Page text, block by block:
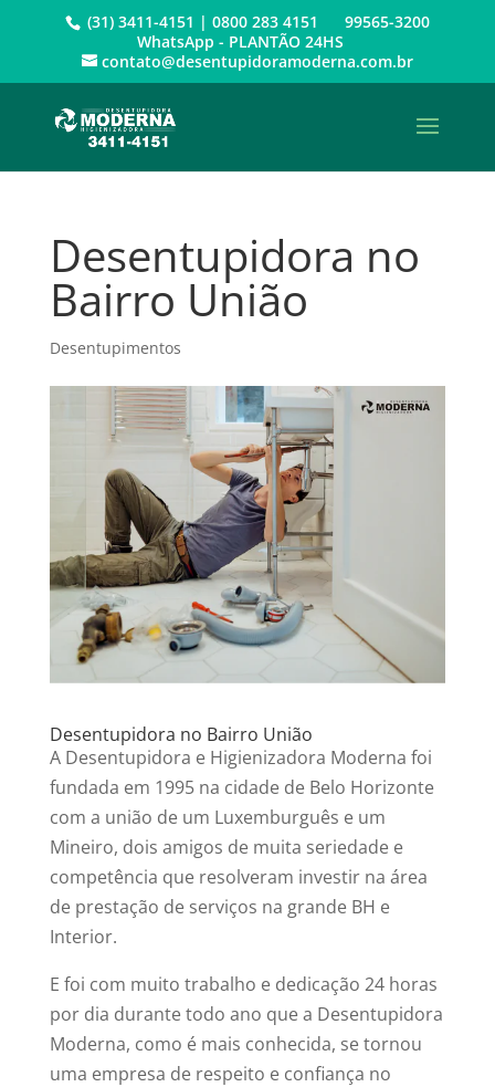
(31) 3411-4151 | 0800 283 4151 99565-3200
WhatsApp - PLANTÃO 24HS
contato@desentupidoramoderna.com.br
Desentupidora no
Bairro União
Desentupimentos
Desentupidora no Bairro União
A Desentupidora e Higienizadora Moderna foi
fundada em 1995 na cidade de Belo Horizonte
com a união de um Luxemburguês e um
Mineiro, dois amigos de muita seriedade e
competência que resolveram investir na área
de prestação de serviços na grande BH e
Interior.
E foi com muito trabalho e dedicação 24 horas
por dia durante todo ano que a Desentupidora
Moderna, como é mais conhecida, se tornou
uma empresa de respeito e confiança no